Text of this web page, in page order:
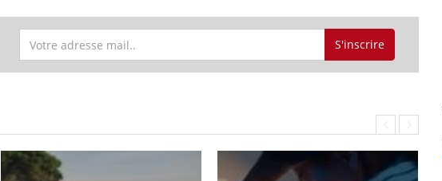
S'inscrire